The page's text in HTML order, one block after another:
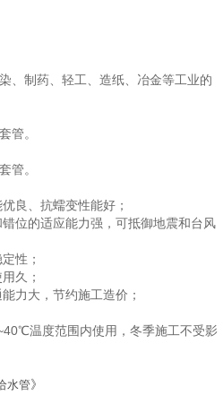
、制药、轻工、造纸、冶金等工业的
管。
管。
良、抗蠕变性能好；
位的适应能力强，可抵御地震和台风
性；
久 ；
力大，节约施工造价；
温度范围内使用，冬季施工不受影
水管》